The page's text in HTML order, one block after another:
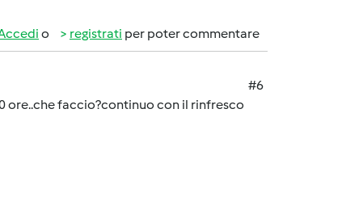
o registrati per poter commentare
#6
ore..che faccio?continuo con il rinfresco